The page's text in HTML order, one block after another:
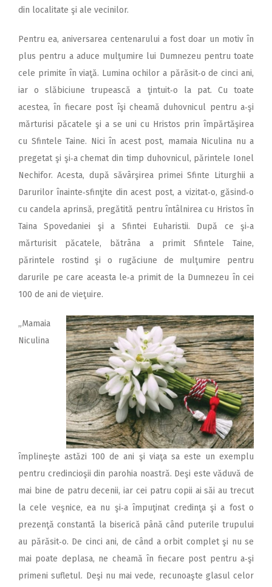
din localitate şi ale vecinilor.
Pentru ea, aniversarea centenarului a fost doar un motiv în
plus pentru a aduce mulţumire lui Dumnezeu pentru toate
cele primite în viaţă. Lumina ochilor a părăsit‑o de cinci ani,
iar o slăbiciune trupească a ţintuit‑o la pat. Cu toate
acestea, în fiecare post îşi cheamă duhovnicul pentru a‑şi
mărturisi păcatele şi a se uni cu Hristos prin împărtăşirea
cu Sfintele Taine. Nici în acest post, mamaia Niculina nu a
pregetat şi şi‑a chemat din timp duhovnicul, părintele Ionel
Nechifor. Acesta, după săvârşirea primei Sfinte Liturghii a
Darurilor înainte‑sfinţite din acest post, a vizitat‑o, găsind‑o
cu candela aprinsă, pregătită pentru întâlnirea cu Hristos în
Taina Spovedaniei şi a Sfintei Euharistii. După ce şi‑a
mărturisit păcatele, bătrâna a primit Sfintele Taine,
părintele rostind şi o rugăciune de mulţumire pentru
darurile pe care aceasta le‑a primit de la Dumnezeu în cei
100 de ani de vieţuire.
„Mamaia
Niculina
împlineşte astăzi 100 de ani şi viaţa sa este un exemplu
pentru credincioşii din parohia noastră. Deşi este văduvă de
mai bine de patru decenii, iar cei patru copii ai săi au trecut
la cele veşnice, ea nu şi‑a împuţinat credinţa şi a fost o
prezenţă constantă la biserică până când puterile trupului
au părăsit‑o. De cinci ani, de când a orbit complet şi nu se
mai poate deplasa, ne cheamă în fiecare post pentru a‑şi
primeni sufletul. Deşi nu mai vede, recunoaşte glasul celor